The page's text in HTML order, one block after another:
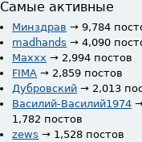
Самые активные
Минздрав → 9,784
madhands → 4,090
Maxxx → 2,994 постов
FIMA → 2,859 постов
Дубровский → 2,013
Василий-Василий1974
1,782 постов
zews → 1,528 постов